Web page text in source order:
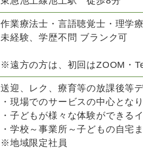
作業療法士・言語聴覚士・理学
未経験、学歴不問 ブランク可
※遠方の方は、初回はZOOM・
送迎、レク、療育等の放課後等
・現場でのサービスの中心とな
・子どもが様々な体験ができる
・学校～事業所～子どもの自宅
※地域限定社員